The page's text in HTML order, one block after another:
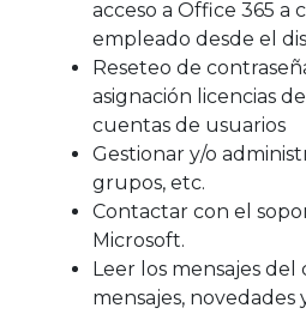
acceso a Office 365 a
empleado desde el
Reseteo de
asignación licencias
cuentas de usuarios
Gestionar y/o
grupos, etc.
Contactar con el
Microsoft.
Leer los mensajes
mensajes, novedades